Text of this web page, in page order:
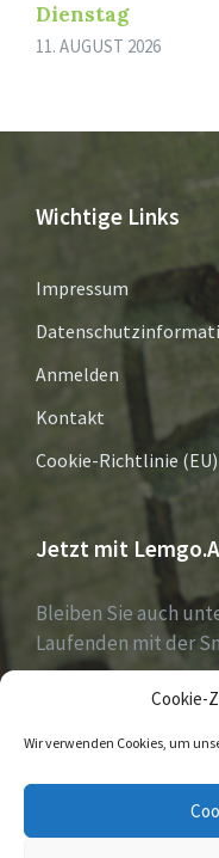
Cookie-
Wir verwenden Cookies, um
Dienstag
11. AUGUST 2026
Wichtige Links
Impressum
Anmelden
Kontakt
Cookie-Richtlinie (EU)
Jetzt mit
Bleiben Sie auch
Laufenden mit der
Jetzt laden für iOS
Facebook